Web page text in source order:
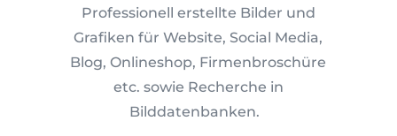
Professionell erstellte Bilder und
Grafiken für Website, Social Media,
Blog, Onlineshop, Firmenbroschüre
etc. sowie Recherche in
Bilddatenbanken.